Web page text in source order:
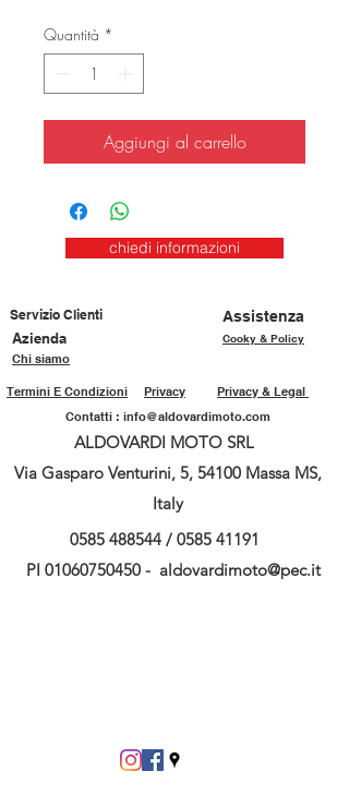
Quantità *
Aggiungi al carrello
chiedi informazioni
Servizio Clienti
Assistenza
Azienda
Cooky & Policy
Chi siamo
Privacy & Legal
Privacy
Termini E Condizioni
Contatti : info@aldovardimoto.com
ALDOVARDI MOTO SRL
Via Gasparo Venturini, 5, 54100 Massa MS,
Italy
0585 488544 / 0585 41191
PI 01060750450 - aldovardimoto@pec.it